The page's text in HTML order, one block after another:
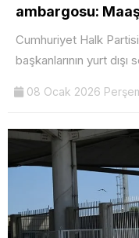
ambargosu:
Cumhuriyet Halk
başkanlarının yurt dışı
08 Ocak 2026